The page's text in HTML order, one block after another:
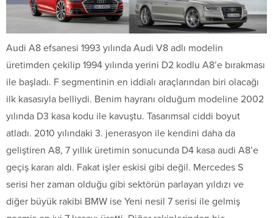
Audi A8 efsanesi 1993 yılında Audi V8 adlı modelin
üretimden çekilip 1994 yılında yerini D2 kodlu A8’e bırakması
ile başladı. F segmentinin en iddialı araçlarından biri olacağı
ilk kasasıyla belliydi. Benim hayranı olduğum modeline 2002
yılında D3 kasa kodu ile kavuştu. Tasarımsal ciddi boyut
atladı. 2010 yılındaki 3. jenerasyon ile kendini daha da
geliştiren A8, 7 yıllık üretimin sonucunda D4 kasa audi A8’e
geçiş kararı aldı. Fakat işler eskisi gibi değil. Mercedes S
serisi her zaman olduğu gibi sektörün parlayan yıldızı ve
diğer büyük rakibi BMW ise Yeni nesil 7 serisi ile gelmiş